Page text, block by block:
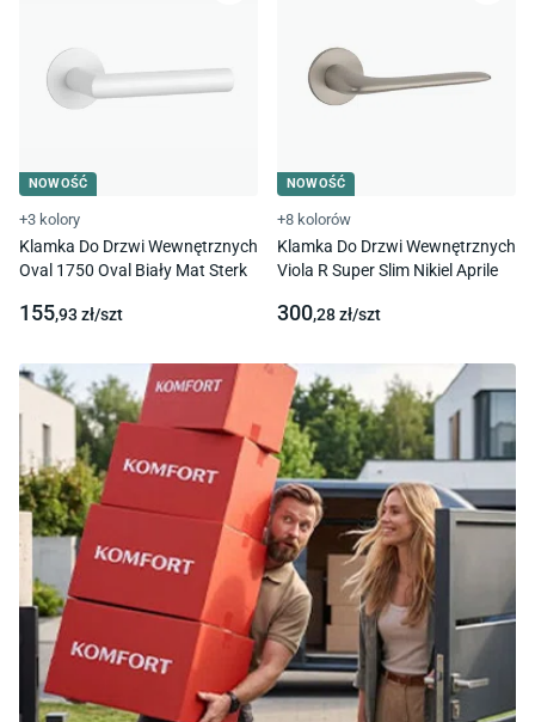
NOWOŚĆ
+3 kolory
Klamka Do Drzwi Wewnętrznych
Oval 1750 Oval Biały Mat Sterk
155,93zł/szt
NOWOŚĆ
+8 kolorów
Klamka Do Drzwi Wewnętrznych
Viola R Super Slim Nikiel Aprile
300,28zł/szt